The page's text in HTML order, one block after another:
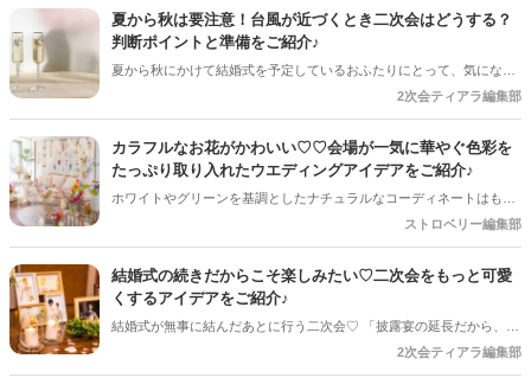
るコーディネートが人気を集めています♪ 挙式会場や高砂、ウエルカ
ムスペース、フォトブースなど、さまざまな場所で取り入れられるの
も魅力のひとつ＊ 今回は、フラワーアーチの魅力や、おしゃれなアレ
ンジアイデアをご紹介します♡
夏から秋は要注意！台風が近づくとき二次会はどうする？
判断ポイントと準備をご紹介♪
夏から秋にかけて結婚式を予定しているおふたりにとって、気になる
のが台風の影響。 結婚式は予定通り開催できそうだけど、「二次会は
むケースも少なくありません＊ 今回は、台風が近づいているときに二
次会を開催するか判断するポイントや、事前に準備しておきたいこと
をご紹介します＊
2次会ティアラ編集部
カラフルなお花がかわいい♡♡会場が一気に華やぐ色彩を
たっぷり取り入れたウエディングアイデアをご紹介♪
ホワイトやグリーンを基調としたナチュラルなコーディネートはもち
ろん素敵ですが、最近はピンクやオレンジ、ブルー、イエローなど、
とりどりのお花を取り入れるだけで、会場全体が明るく華やかな印象
になり、 おふたりらしい世界観を演出できるのもカラフルフラワーの
魅力♡今回は、装花やブーケなどのアイデアをご紹介します♪
ストロベリー編集部
結婚式の続きだからこそ楽しみたい♡二次会をもっと可愛
くするアイデアをご紹介♪
結婚式が無事に結んだあとに行う二次会♡ 「披露宴の延長だから、あ
まり準備しなくても大丈夫」と思っていませんか？ 実は、少しアイデ2次会ティアラ編集部